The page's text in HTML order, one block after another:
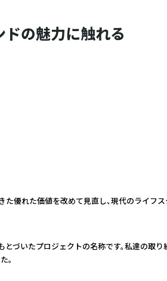
ドの魅力に触れる
た優れた価値を改めて見直し、現代のライフ
とづいたプロジェクトの名称です。私達の取
。